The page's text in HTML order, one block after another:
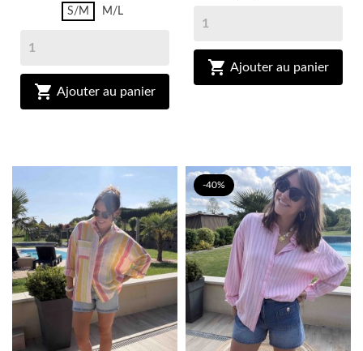
S/M M/L
 Ajouter au panier
 Ajouter au panier
-40%